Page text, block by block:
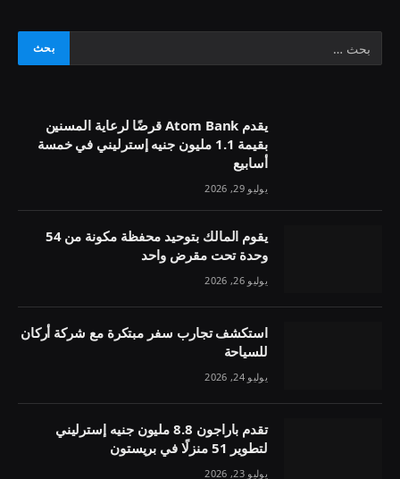
يقدم Atom Bank قرضًا لرعاية المسنين
بقيمة 1.1 مليون جنيه إسترليني في خمسة
أسابيع
يوليو 29, 2026
يقوم المالك بتوحيد محفظة مكونة من 54
وحدة تحت مقرض واحد
يوليو 26, 2026
استكشف تجارب سفر مبتكرة مع شركة أركان
للسياحة
يوليو 24, 2026
تقدم باراجون 8.8 مليون جنيه إسترليني
لتطوير 51 منزلًا في بريستون
يوليو 23, 2026